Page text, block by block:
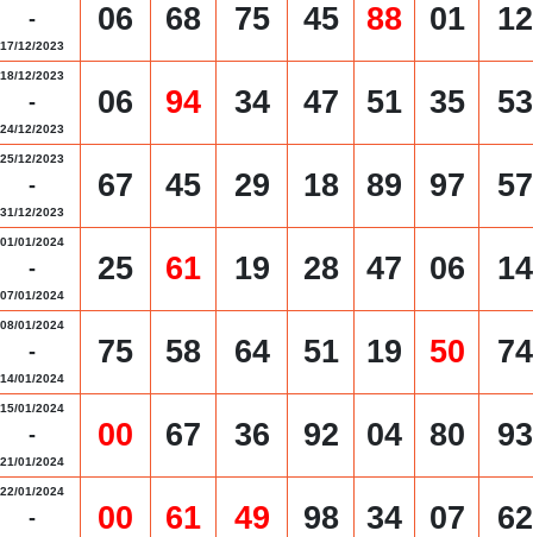
-
17/12/2023
06 68 75 45 88 01 12
18/12/2023
-
24/12/2023
06 94 34 47 51 35 53
25/12/2023
-
31/12/2023
67 45 29 18 89 97 57
01/01/2024
-
07/01/2024
25 61 19 28 47 06 14
08/01/2024
-
14/01/2024
75 58 64 51 19 50 74
15/01/2024
-
21/01/2024
00 67 36 92 04 80 93
22/01/2024
- 00 61 49 98 34 07 62